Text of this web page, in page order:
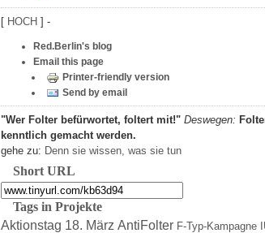
[ HOCH ] -
Red.Berlin's blog
Email this page
Printer-friendly version
Send by email
"Wer Folter befürwortet, foltert mit!" Deswegen:
kenntlich gemacht werden.
gehe zu: Denn sie wissen, was sie tun
Short URL
Tags in Projekte
Aktionstag 18. März AntiFolter F-Typ-Kampagne